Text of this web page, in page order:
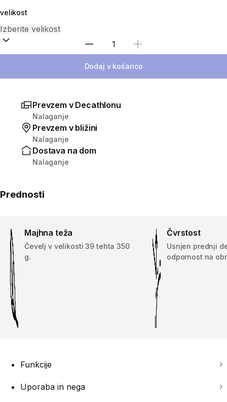
velikost
Izberite količino
Dodaj v košarico
Prevzem v Decathlonu
Nalaganje
Prevzem v bližini
Nalaganje
Dostava na dom
Nalaganje
Prednosti
Majhna teža
Čevelj v velikosti 39 tehta 350
g.
Čvrstost
Usnjen prednji
odpornost na
Funkcije
Uporaba in nega